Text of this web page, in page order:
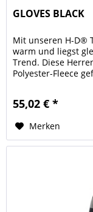
GLOVES BLACK
Mit unseren H-D®
warm und liegst
Trend. Diese
Polyester-Fleece
55,02 € *
Merken